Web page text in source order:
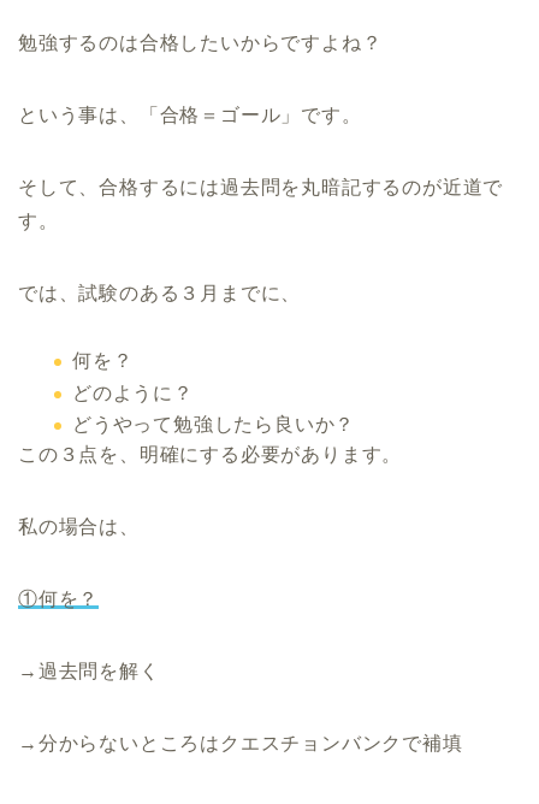
勉強するのは合格したいからですよね？
という事は、「合格＝ゴール」です。
そして、合格するには過去問を丸暗記するのが近道で
す。
では、試験のある３月までに、
何を？
どのように？
どうやって勉強したら良いか？
この３点を、明確にする必要があります。
私の場合は、
①何を？
→過去問を解く
→分からないところはクエスチョンバンクで補填